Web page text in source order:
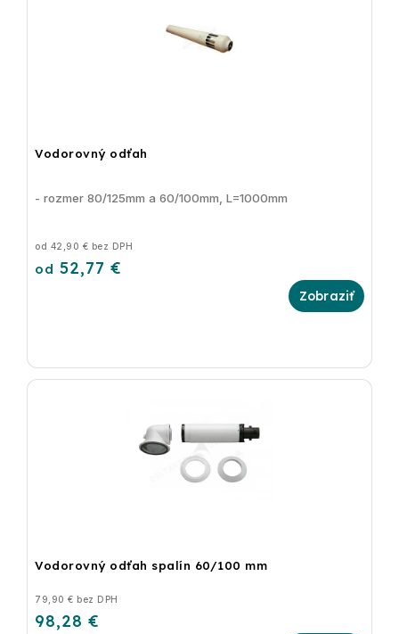
Vodorovný odťah
od 42,90 € bez DPH
od 52,77 €
- rozmer 80/125mm a 60/100mm, L=1000mm
Vodorovný odťah spalín 60/100 mm
79,90 € bez DPH
98,28 €